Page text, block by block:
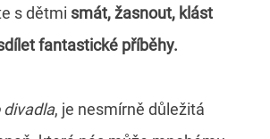
s dětmi smát, žasnout, klást
fantastické příběhy.
divadla, je nesmírně důležitá